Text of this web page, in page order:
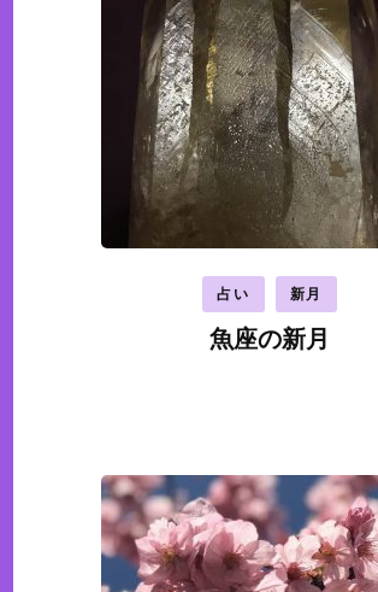
占い 新月
魚座の新月